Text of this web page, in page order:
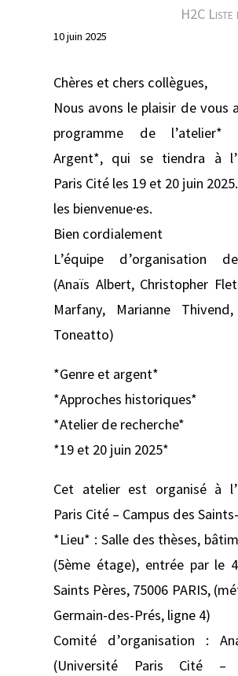
r
H2C Liste
10 juin 2025
Chères et chers collègues,
Nous avons le plaisir de vous
programme de l’atelier*
Argent*, qui se tiendra à
Paris Cité les 19 et 20 juin
les bienvenue·es.
Bien cordialement
L’équipe d’organisation
(Anaïs Albert, Christopher
Marfany, Marianne
Toneatto)
*Genre et argent*
*Approches historiques*
*Atelier de recherche*
*19 et 20 juin 2025*
Cet atelier est organisé à
Paris Cité – Campus des
*Lieu* : Salle des thèses,
(5ème étage), entrée par le
Saints Pères, 75006 PARIS,
Germain-des-Prés, ligne 4)
Comité d’organisation :
(Université Paris Cité –